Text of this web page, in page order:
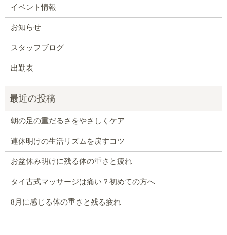
イベント情報
お知らせ
スタッフブログ
出勤表
朝の足の重だるさをやさしくケア
連休明けの生活リズムを戻すコツ
お盆休み明けに残る体の重さと疲れ
タイ古式マッサージは痛い？初めての方へ
8月に感じる体の重さと残る疲れ